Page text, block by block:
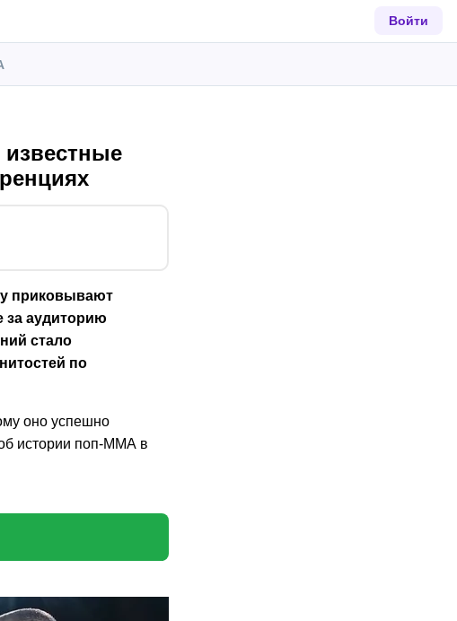
Войти
известные
приковывают
за аудиторию
стало
по
оно успешно
истории поп-ММА в